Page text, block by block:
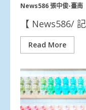
News586 張中俊-臺南
【 News586/
Read More